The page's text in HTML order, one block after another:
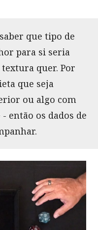
que tipo de
para si seria
quer. Por
que seja
ou algo com
então os dados de